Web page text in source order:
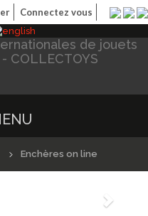
Connectez vous
Enchères on line